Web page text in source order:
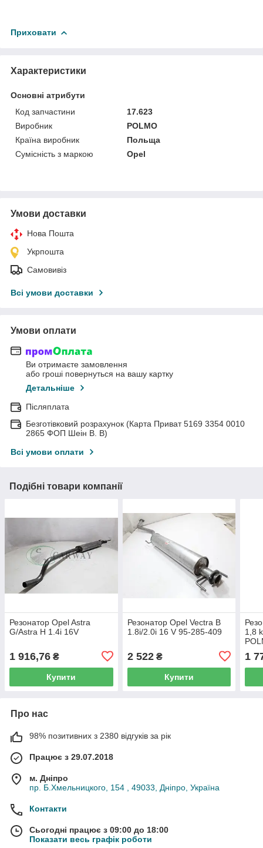
Приховати
Характеристики
Основні атрибути
Код запчастини
17.623
Виробник
POLMO
Країна виробник
Польща
Сумісність з маркою
Opel
Умови доставки
Нова Пошта
Укрпошта
Самовивіз
Всі умови доставки
Умови оплати
Ви отримаєте замовлення
або гроші повернуться на вашу картку
Детальніше
Післяплата
Безготівковий розрахунок (Карта Приват 5169 3354 0010
2865 ФОП Шеін В. В)
Всі умови оплати
Подібні товари компанії
Резонатор Opel Astra
G/Astra H 1.4i 16V
1 916,76 ₴
Купити
Резонатор Opel Vectra B
1.8i/2.0i 16 V 95-285-409
2 522₴
Купити
1,8
1
Про нас
98% позитивних з 2380 відгуків за рік
Працює з 29.07.2018
м. Дніпро
пр. Б.Хмельницкого, 154 , 49033, Дніпро, Україна
Контакти
Сьогодні працює з 09:00 до 18:00
Показати весь графік роботи